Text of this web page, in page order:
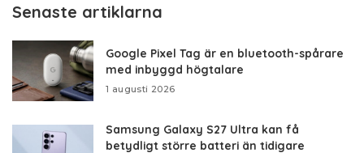
Senaste artiklarna
Google Pixel Tag är en bluetooth-spårare
med inbyggd högtalare
1 augusti 2026
Samsung Galaxy S27 Ultra kan få
betydligt större batteri än tidigare